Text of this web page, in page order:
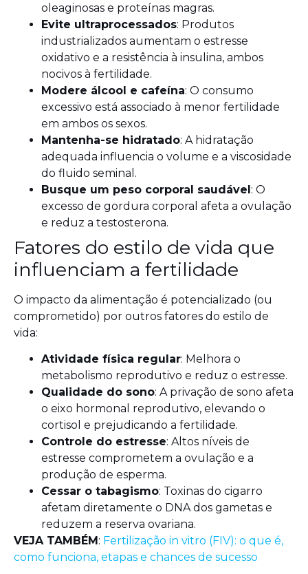
oleaginosas e proteínas magras.
Evite ultraprocessados: Produtos
industrializados aumentam o estresse
oxidativo e a resistência à insulina, ambos
nocivos à fertilidade.
Modere álcool e cafeína: O consumo
excessivo está associado à menor fertilidade
em ambos os sexos.
Mantenha-se hidratado: A hidratação
adequada influencia o volume e a viscosidade
do fluido seminal.
Busque um peso corporal saudável: O
excesso de gordura corporal afeta a ovulação
e reduz a testosterona.
Fatores do estilo de vida que
influenciam a fertilidade
O impacto da alimentação é potencializado (ou
comprometido) por outros fatores do estilo de
vida:
Atividade física regular: Melhora o
metabolismo reprodutivo e reduz o estresse.
Qualidade do sono: A privação de sono afeta
o eixo hormonal reprodutivo, elevando o
cortisol e prejudicando a fertilidade.
Controle do estresse: Altos níveis de
estresse comprometem a ovulação e a
produção de esperma.
Cessar o tabagismo: Toxinas do cigarro
afetam diretamente o DNA dos gametas e
reduzem a reserva ovariana.
VEJA TAMBÉM : Fertilização in vitro (FIV): o que é,
como funciona, etapas e chances de sucesso